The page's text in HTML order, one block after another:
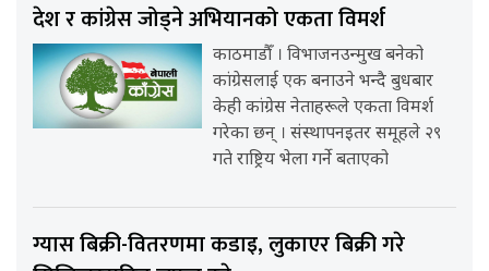
देश र कांग्रेस जोड्ने अभियानको एकता विमर्श
काठमाडौँ । विभाजनउन्मुख बनेको
कांग्रेसलाई एक बनाउने भन्दै बुधबार
केही कांग्रेस नेताहरूले एकता विमर्श
गरेका छन् । संस्थापनइतर समूहले २९
गते राष्ट्रिय भेला गर्ने बताएको
ग्यास बिक्री-वितरणमा कडाइ, लुकाएर बिक्री गरे